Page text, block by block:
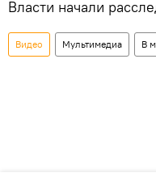
Власти начали
Видео Мультимедиа В